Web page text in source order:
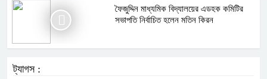
ফৈজুদ্দিন মাধ্যমিক বিদ্যালয়ের এডহক কমিটির
সভাপতি নির্বাচিত হলেন মতিন কিরন
ট্যাগস :